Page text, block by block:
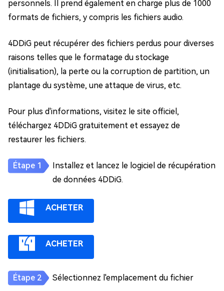
personnels. Il prend également en charge plus de 1000
formats de fichiers, y compris les fichiers audio.
4DDiG peut récupérer des fichiers perdus pour diverses
raisons telles que le formatage du stockage
(initialisation), la perte ou la corruption de partition, un
plantage du système, une attaque de virus, etc.
Pour plus d'informations, visitez le site officiel,
téléchargez 4DDiG gratuitement et essayez de
restaurer les fichiers.
Installez et lancez le logiciel de récupération
de données 4DDiG.
ACHETER
ACHETER
Sélectionnez l'emplacement du fichier